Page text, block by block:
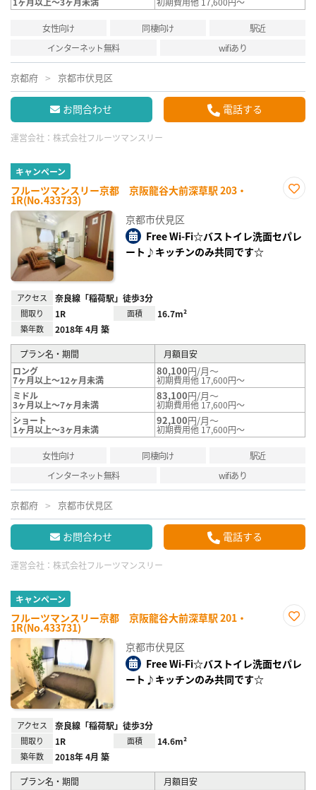
女性向け 同棲向け
駅近
インターネット無料
wifiあり
京都府 京都市伏見区
お問合わせ 電話する
運営会社： 株式会社フルーツマンスリー
キャンペーン
フルーツマンスリー京都 京阪龍谷大前深草駅 203・
1R(No.433733)
録
京都市伏見区
Free Wi-Fi☆バストイレ洗面セパレ
ート♪キッチンのみ共同です☆
アクセス 奈良線「稲荷駅」徒歩3分
間取り 1R 面積 16.7m²
築年数 2018年 4月 築
プラン名・期間
月額目安
ロング
7ヶ月以上～12ヶ月未満
80,100円/月～
初期費用他 17,600円～
ミドル
3ヶ月以上～7ヶ月未満
83,100円/月～
初期費用他 17,600円～
ショート
1ヶ月以上～3ヶ月未満
92,100円/月～
初期費用他 17,600円～
女性向け 同棲向け
駅近
インターネット無料
wifiあり
京都府 京都市伏見区
お問合わせ 電話する
運営会社： 株式会社フルーツマンスリー
キャンペーン
フルーツマンスリー京都 京阪龍谷大前深草駅 201・
1R(No.433731)
録
京都市伏見区
Free Wi-Fi☆バストイレ洗面セパレ
ート♪キッチンのみ共同です☆
アクセス 奈良線「稲荷駅」徒歩3分
間取り 1R 面積 14.6m²
築年数 2018年 4月 築
プラン名・期間
月額目安